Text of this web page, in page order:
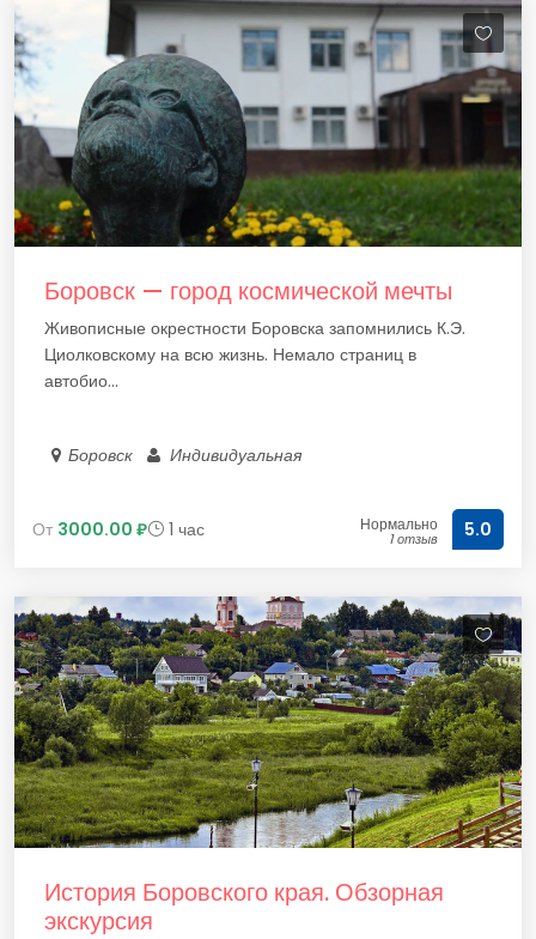
Боровск — город космической мечты
Живописные окрестности Боровска запомнились К.Э.
Циолковскому на всю жизнь. Немало страниц в
автобио...
Боровск Индивидуальная
От 3000.00 ₽ 1 час Нормально
1 отзыв 5.0
История Боровского края. Обзорная
экскурсия